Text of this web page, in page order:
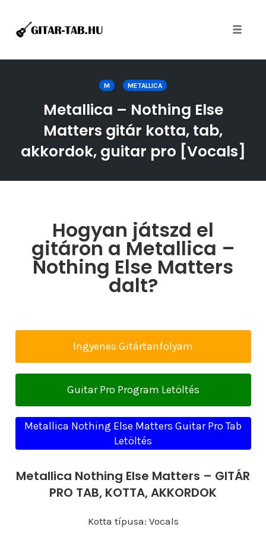
M METALLICA
Metallica – Nothing Else
Matters gitár kotta, tab,
akkordok, guitar pro [Vocals]
Hogyan játszd el
gitáron a Metallica –
Nothing Else Matters
dalt?
Ingyenes Gitártanfolyam
Guitar Pro Program Letöltés
Metallica Nothing Else Matters Guitar Pro Tab
Letöltés
Metallica Nothing Else Matters – GITÁR
PRO TAB, KOTTA, AKKORDOK
Kotta típusa: Vocals